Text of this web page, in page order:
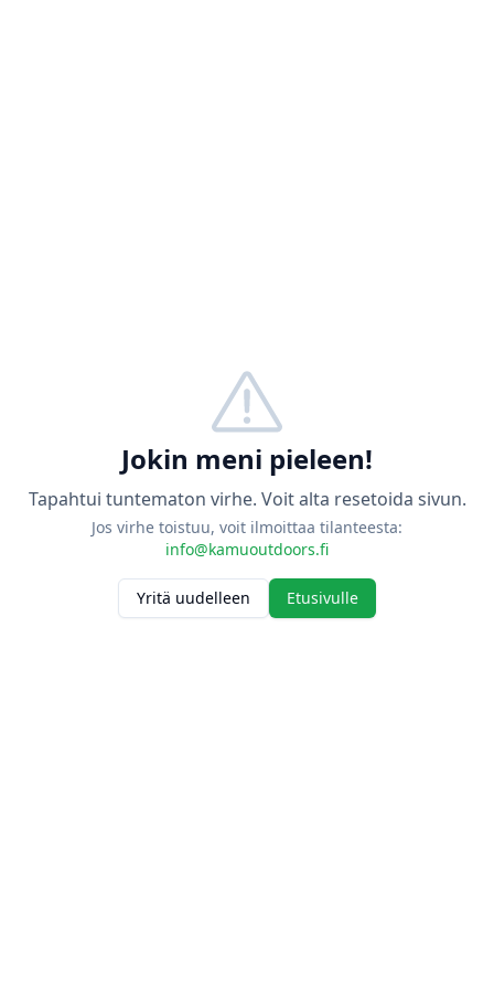
Jokin meni pieleen!
Tapahtui tuntematon virhe. Voit alta resetoida sivun.
Jos virhe toistuu, voit ilmoittaa tilanteesta:
info@kamuoutdoors.fi
Yritä uudelleen Etusivulle